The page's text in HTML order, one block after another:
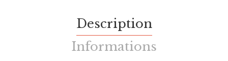
Description
Informations